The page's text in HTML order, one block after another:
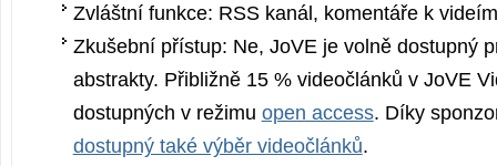
Zvláštní funkce: RSS kanál, komentáře k
Zkušební přístup: Ne, JoVE je volně dostupný
abstrakty. Přibližně 15 % videočlánků v JoVE
dostupných v režimu open access. Díky
dostupný také výběr videočlánků.